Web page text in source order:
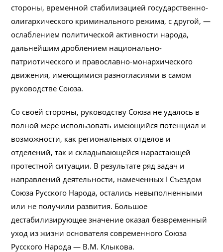
стороны, временной стабилизацией государственно-
олигархического криминального режима, с другой, —
ослаблением политической активности народа,
дальнейшим дроблением национально-
патриотического и православно-монархического
движения, имеющимися разногласиями в самом
руководстве Союза.
Со своей стороны, руководству Союза не удалось в
полной мере использовать имеющийся потенциал и
возможности, как региональных отделов и
отделений, так и складывающейся нарастающей
протестной ситуации. В результате ряд задач и
направлений деятельности, намеченных I Съездом
Союза Русского Народа, остались невыполненными
или не получили развития. Большое
дестабилизирующее значение оказал безвременный
уход из жизни основателя современного Союза
Русского Народа — В.М. Клыкова.